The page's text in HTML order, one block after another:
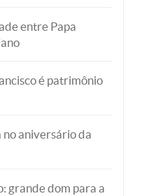
entre Papa
é patrimônio
no aniversário da
grande dom para a